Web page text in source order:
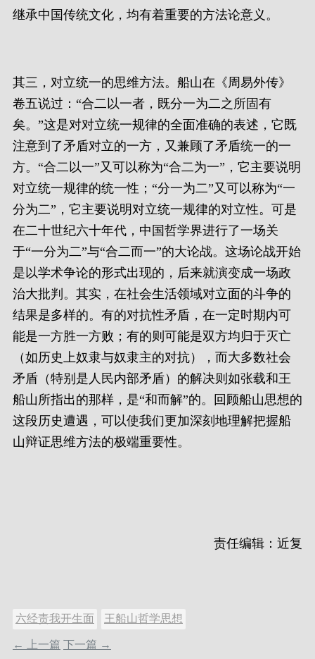
继承中国传统文化，均有着重要的方法论意义。
其三，对立统一的思维方法。船山在《周易外传》
卷五说过：“合二以一者，既分一为二之所固有
矣。”这是对对立统一规律的全面准确的表述，它既
注意到了矛盾对立的一方，又兼顾了矛盾统一的一
方。“合二以一”又可以称为“合二为一”，它主要说明
对立统一规律的统一性；“分一为二”又可以称为“一
分为二”，它主要说明对立统一规律的对立性。可是
在二十世纪六十年代，中国哲学界进行了一场关
于“一分为二”与“合二而一”的大论战。这场论战开始
是以学术争论的形式出现的，后来就演变成一场政
治大批判。其实，在社会生活领域对立面的斗争的
结果是多样的。有的对抗性矛盾，在一定时期内可
能是一方胜一方败；有的则可能是双方均归于灭亡
（如历史上奴隶与奴隶主的对抗），而大多数社会
矛盾（特别是人民内部矛盾）的解决则如张载和王
船山所指出的那样，是“和而解”的。回顾船山思想的
这段历史遭遇，可以使我们更加深刻地理解把握船
山辩证思维方法的极端重要性。
责任编辑：近复
六经责我开生面 王船山哲学思想
← 上一篇 下一篇 →